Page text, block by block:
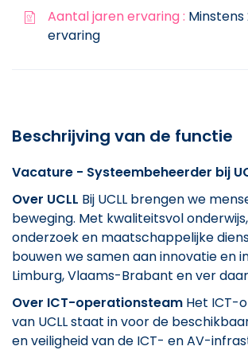
Aantal jaren ervaring : Minstens
ervaring
Beschrijving van de functie
Vacature - Systeembeheerder bij
Over UCLL Bij UCLL brengen we
beweging. Met kwaliteitsvol
onderzoek en maatschappelijke
bouwen we samen aan innovatie en
Limburg, Vlaams-Brabant en ver
Over ICT-operationsteam Het ICT-
van UCLL staat in voor de
en veiligheid van de ICT- en AV-